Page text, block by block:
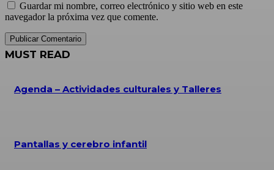
Guardar mi nombre, correo electrónico y sitio web en este
navegador la próxima vez que comente.
MUST READ
Agenda – Actividades culturales y Talleres
Pantallas y cerebro infantil